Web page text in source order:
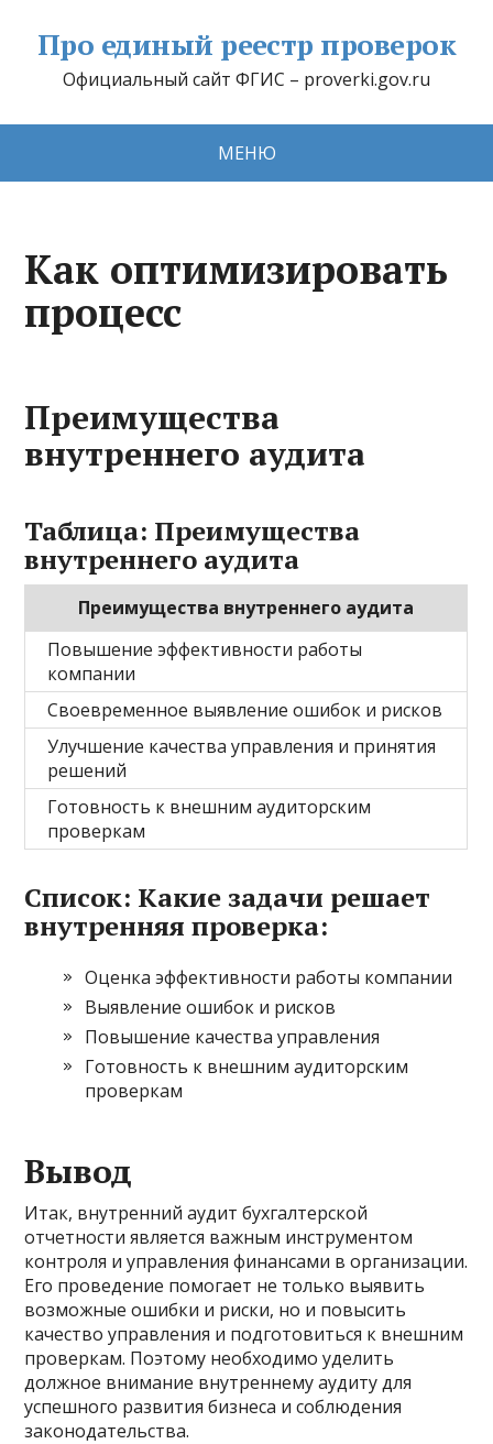
Про единый реестр проверок
Официальный сайт ФГИС – proverki.gov.ru
МЕНЮ
Как оптимизировать
процесс
Преимущества
внутреннего аудита
Таблица: Преимущества
внутреннего аудита
Преимущества внутреннего аудита
Повышение эффективности работы
компании
Своевременное выявление ошибок и рисков
Улучшение качества управления и принятия
решений
Готовность к внешним аудиторским
проверкам
Список: Какие задачи решает
внутренняя проверка:
Оценка эффективности работы компании
Выявление ошибок и рисков
Повышение качества управления
Готовность к внешним аудиторским
проверкам
Вывод
Итак, внутренний аудит бухгалтерской
отчетности является важным инструментом
контроля и управления финансами в организации.
Его проведение помогает не только выявить
возможные ошибки и риски, но и повысить
качество управления и подготовиться к внешним
проверкам. Поэтому необходимо уделить
должное внимание внутреннему аудиту для
успешного развития бизнеса и соблюдения
законодательства.